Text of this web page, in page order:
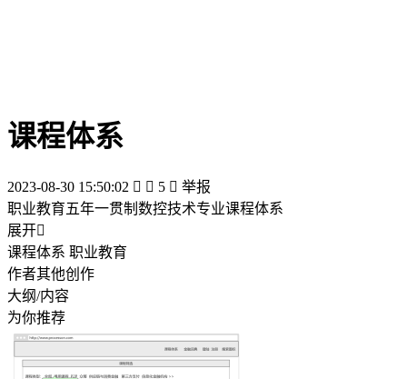
课程体系
2023-08-30 15:50:02   5  举报
职业教育五年一贯制数控技术专业课程体系
展开
课程体系 职业教育
作者其他创作
大纲/内容
为你推荐